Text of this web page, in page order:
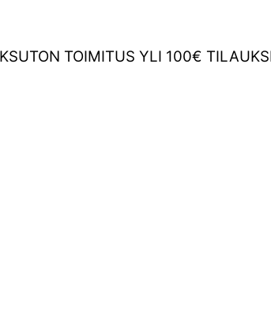
TOIMITUS YLI 100€